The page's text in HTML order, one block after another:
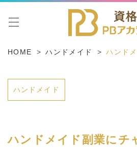
toggle navigation
HOME ハンドメイド ハンド
ハンドメイド
ハンドメイド副業にチ